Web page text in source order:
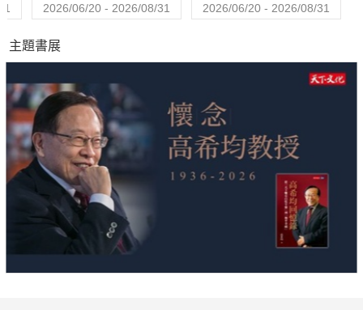
2026/06/20 - 2026/08/31 2026/06/20 - 2026/08/31
主題書展